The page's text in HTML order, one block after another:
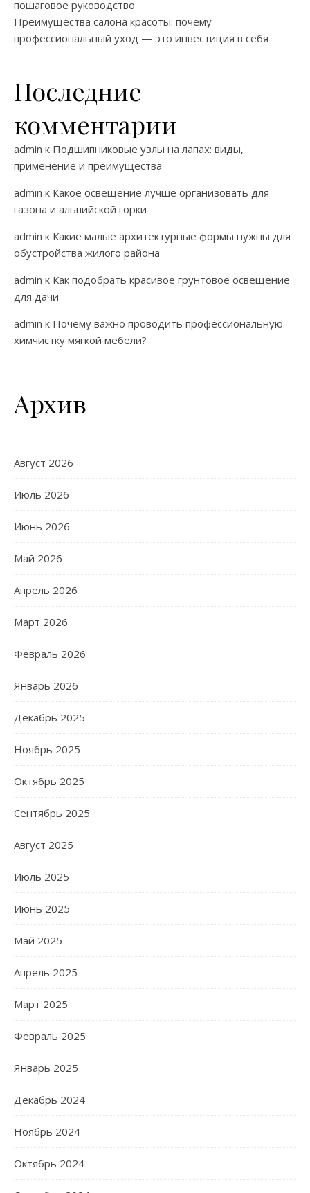
пошаговое руководство
Преимущества салона красоты: почему
профессиональный уход — это инвестиция в себя
Последние
комментарии
admin к Подшипниковые узлы на лапах: виды,
применение и преимущества
admin к Какое освещение лучше организовать для
газона и альпийской горки
admin к Какие малые архитектурные формы нужны для
обустройства жилого района
admin к Как подобрать красивое грунтовое освещение
для дачи
admin к Почему важно проводить профессиональную
химчистку мягкой мебели?
Архив
Август 2026
Июль 2026
Июнь 2026
Май 2026
Апрель 2026
Март 2026
Февраль 2026
Январь 2026
Декабрь 2025
Ноябрь 2025
Октябрь 2025
Сентябрь 2025
Август 2025
Июль 2025
Июнь 2025
Май 2025
Апрель 2025
Март 2025
Февраль 2025
Январь 2025
Декабрь 2024
Ноябрь 2024
Октябрь 2024